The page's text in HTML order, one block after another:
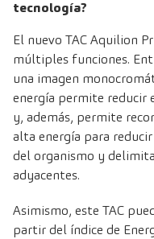
tecnología?
El nuevo TAC Aquilion
múltiples funciones.
una imagen
energía permite reducir
y, además, permite
alta energía para
del organismo y
adyacentes.
Asimismo, este TAC
partir del índice de